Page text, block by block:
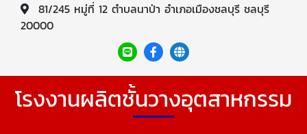
81/245 หมู่ที่ 12 ตำบลนาป่า อำเภอเมืองชลบุรี ชลบุรี
20000
โรงงานผลิตชั้นวางอุตสาหกรรม